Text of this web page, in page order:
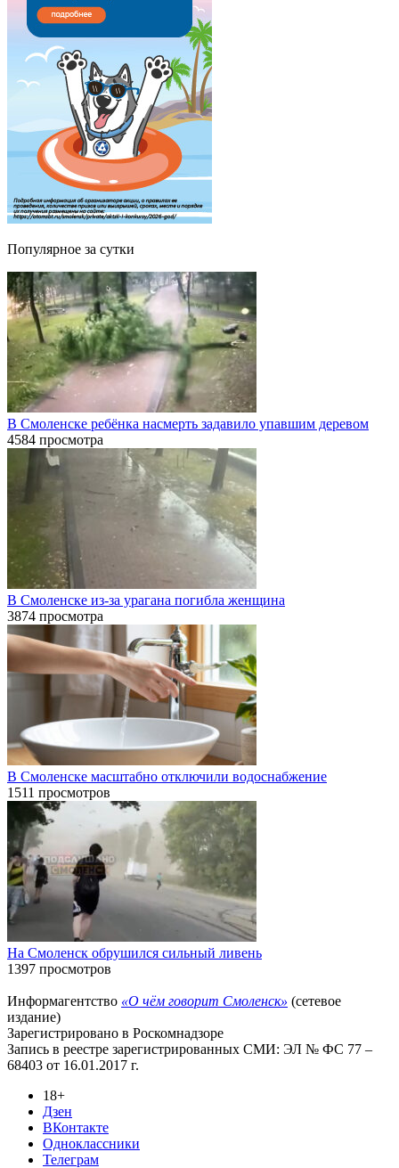
Популярное за сутки
В Смоленске ребёнка насмерть задавило упавшим деревом
4584 просмотра
В Смоленске из-за урагана погибла женщина
3874 просмотра
В Смоленске масштабно отключили водоснабжение
1511 просмотров
На Смоленск обрушился сильный ливень
1397 просмотров
Информагентство «О чём говорит Смоленск» (сетевое
издание)
Зарегистрировано в Роскомнадзоре
Запись в реестре зарегистрированных СМИ: ЭЛ № ФС 77 –
68403 от 16.01.2017 г.
18+
Дзен
ВКонтакте
Одноклассники
Телеграм